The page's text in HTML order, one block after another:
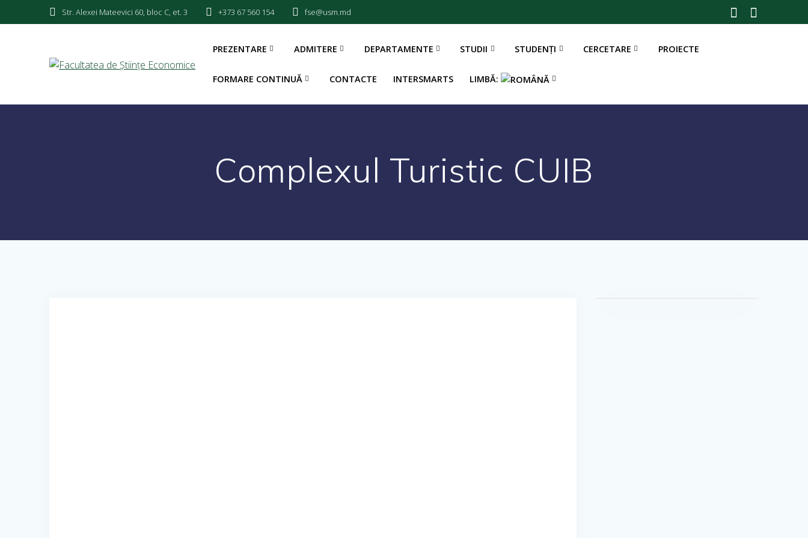
Str. Alexei Mateevici 60, bloc C, et. 3 +373 67 560 154 fse@usm.md
PREZENTARE ADMITERE DEPARTAMENTE STUDII STUDENȚI CERCETARE PROIECTE
FORMARE CONTINUĂ CONTACTE INTERSMARTS LIMBĂ:
Complexul Turistic CUIB